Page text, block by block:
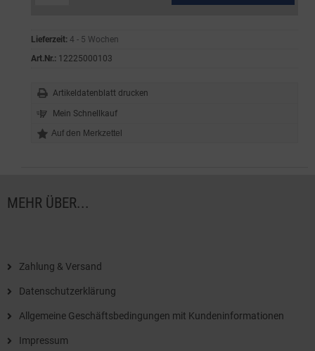
Lieferzeit: 4 - 5 Wochen
Art.Nr.: 12225000103
Artikeldatenblatt drucken
Mein Schnellkauf
MEHR ÜBER...
Zahlung & Versand
Datenschutzerklärung
Allgemeine Geschäftsbedingungen mit Kundeninformationen
Impressum